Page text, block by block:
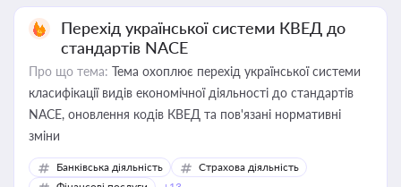
Перехід української системи КВЕД до
стандартів NACE
Про що тема: Тема охоплює перехід української системи
класифікації видів економічної діяльності до стандартів
NACE, оновлення кодів КВЕД та пов'язані нормативні
зміни
Банківська діяльність
Страхова діяльність